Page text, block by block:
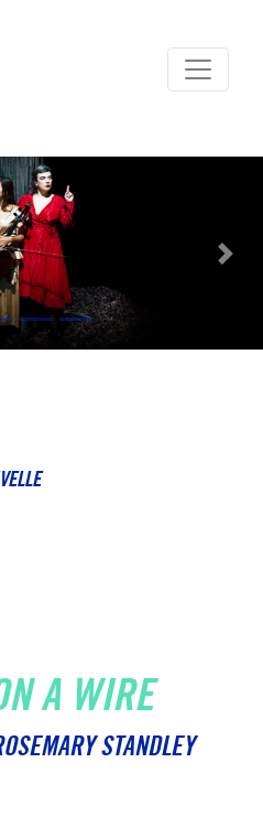
Next
A WIRE
STANDLEY